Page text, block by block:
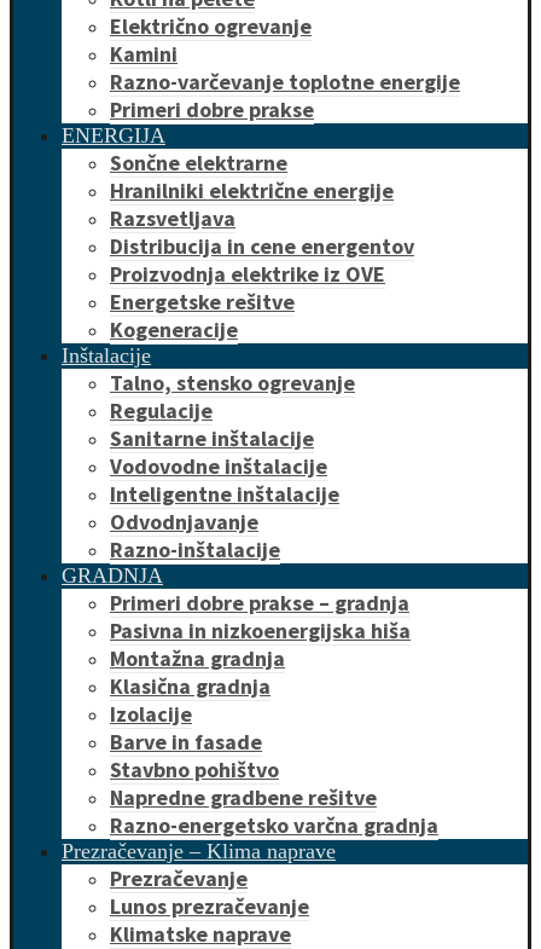
Električno ogrevanje
Kamini
Razno-varčevanje toplotne energije
Primeri dobre prakse
ENERGIJA
Sončne elektrarne
Hranilniki električne energije
Razsvetljava
Distribucija in cene energentov
Proizvodnja elektrike iz OVE
Energetske rešitve
Kogeneracije
Inštalacije
Talno, stensko ogrevanje
Regulacije
Sanitarne inštalacije
Vodovodne inštalacije
Inteligentne inštalacije
Odvodnjavanje
Razno-inštalacije
GRADNJA
Primeri dobre prakse – gradnja
Pasivna in nizkoenergijska hiša
Montažna gradnja
Klasična gradnja
Izolacije
Barve in fasade
Stavbno pohištvo
Napredne gradbene rešitve
Razno-energetsko varčna gradnja
Prezračevanje – Klima naprave
Prezračevanje
Lunos prezračevanje
Klimatske naprave